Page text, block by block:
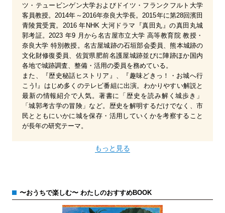
ツ・テュービンゲン大学およびドイツ・フランクフルト大学
客員教授。2014年～2016年奈良大学長。2015年に第28回濱田
青陵賞受賞。2016 年NHK 大河ドラマ『真田丸』の真田丸城
郭考証。2023 年9 月から名古屋市立大学 高等教育院 教授・
奈良大学 特別教授。名古屋城跡の石垣部会委員、熊本城跡の
文化財修復委員、佐賀県肥前名護屋城跡並びに陣跡ほか国内
各地で城跡調査、整備・活用の委員を務めている。
また、『歴史秘話ヒストリア』、『趣味どきっ！・お城へ行
こう!』はじめ多くのテレビ番組に出演。わかりやすい解説と
最新の情報紹介で人気。著書に「歴史を読み解く城歩き」
「城郭考古学の冒険」など。歴史を解明するだけでなく、市
民とともにいかに城を保存・活用していくかを考察すること
が長年の研究テーマ。
もっと見る
〜おうちで楽しむ〜 わたしのおすすめBOOK